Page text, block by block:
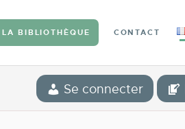
LA BIBLIOTHÈQUE CONTACT
Se connecter